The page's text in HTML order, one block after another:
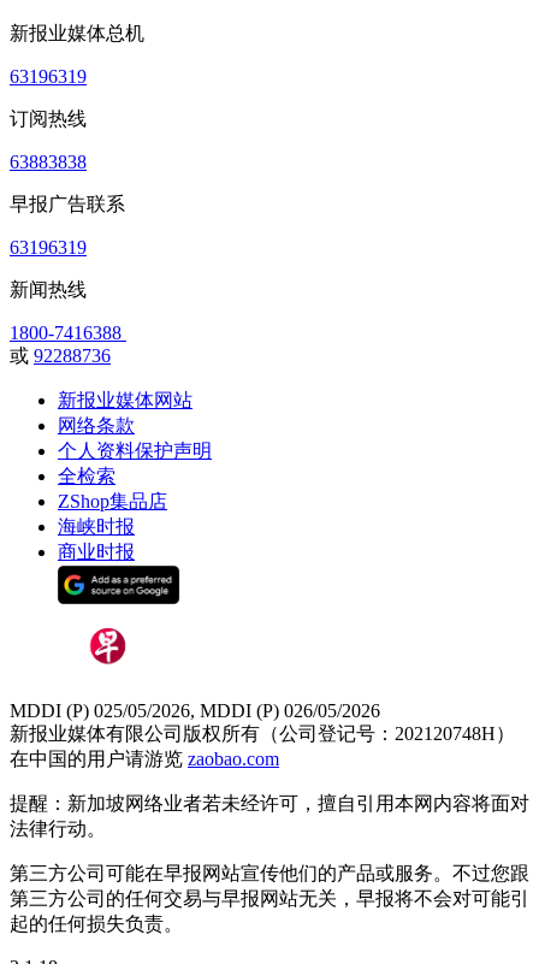
新报业媒体总机
63196319
订阅热线
63883838
早报广告联系
63196319
新闻热线
1800-7416388
或 92288736
新报业媒体网站
网络条款
个人资料保护声明
全检索
ZShop集品店
海峡时报
商业时报
MDDI (P) 025/05/2026, MDDI (P) 026/05/2026
新报业媒体有限公司版权所有（公司登记号：202120748H）
在中国的用户请游览 zaobao.com
提醒：新加坡网络业者若未经许可，擅自引用本网内容将面对
法律行动。
第三方公司可能在早报网站宣传他们的产品或服务。不过您跟
第三方公司的任何交易与早报网站无关，早报将不会对可能引
起的任何损失负责。